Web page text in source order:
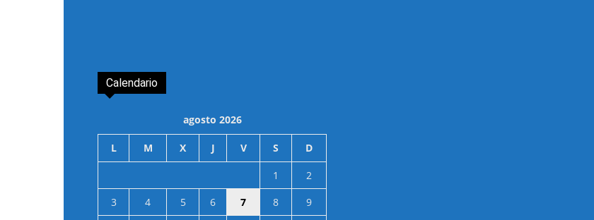
Calendario
agosto 2026
L M X J V S D
1
2
3
4 5 6 7 8
9